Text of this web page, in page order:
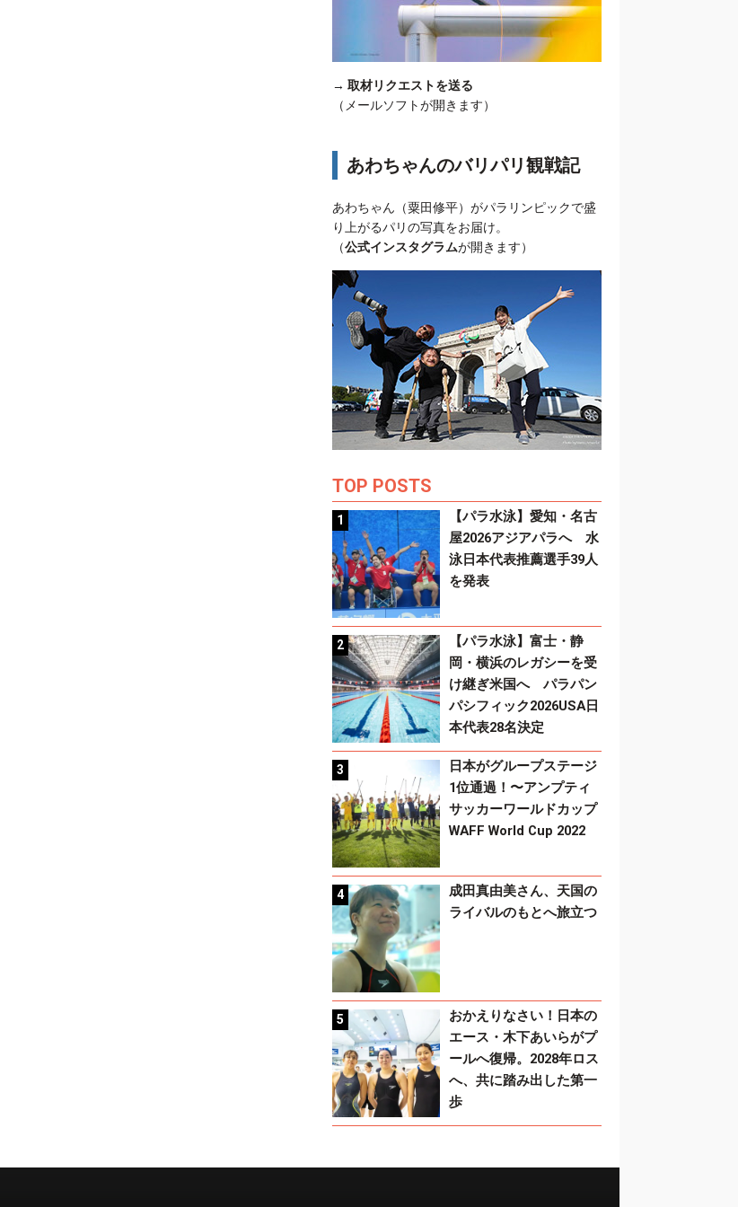
→ 取材リクエストを送る
（メールソフトが開きます）
あわちゃんのバリパリ観戦記
あわちゃん（粟田修平）がパラリンピックで盛
り上がるパリの写真をお届け。
（公式インスタグラムが開きます）
TOP POSTS
【パラ水泳】愛知・名古
屋2026アジアパラへ 水
泳日本代表推薦選手39人
を発表
【パラ水泳】富士・静
岡・横浜のレガシーを受
け継ぎ米国へ パラパン
パシフィック2026USA日
本代表28名決定
日本がグループステージ
1位通過！〜アンプティ
サッカーワールドカップ
WAFF World Cup 2022
成田真由美さん、天国の
ライバルのもとへ旅立つ
おかえりなさい！日本の
エース・木下あいらがプ
ールへ復帰。2028年ロス
へ、共に踏み出した第一
歩